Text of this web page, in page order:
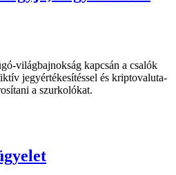
világbajnokság kapcsán a csalók
jegyértékesítéssel és kriptovaluta-
a szurkolókat.